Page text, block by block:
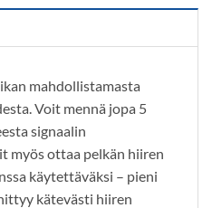
mahdollistamasta
Voit mennä jopa 5
signaalin
myös ottaa pelkän hiiren
käytettäväksi – pieni
kätevästi hiiren